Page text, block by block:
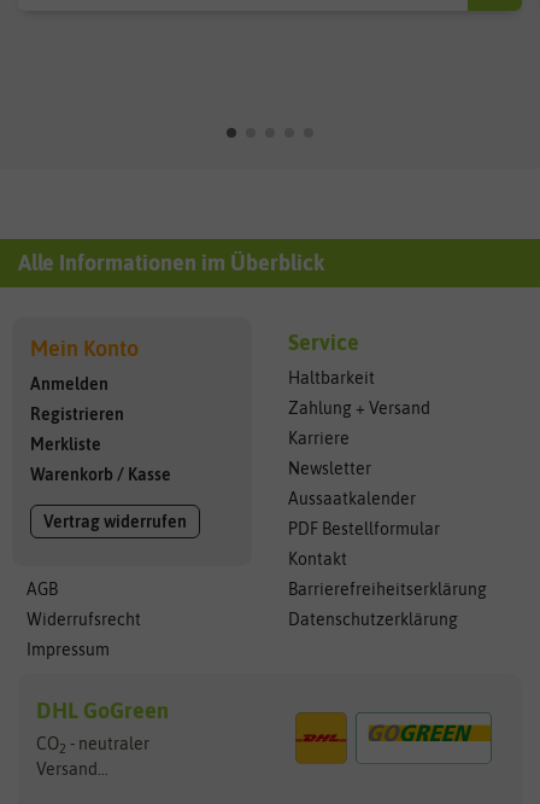
Alle Informationen im Überblick
Mein Konto
Anmelden
Registrieren
Merkliste
Warenkorb / Kasse
Vertrag widerrufen
AGB
Widerrufsrecht
Impressum
Service
Haltbarkeit
Zahlung + Versand
Karriere
Newsletter
Aussaatkalender
PDF Bestellformular
Kontakt
Barrierefreiheitserklärung
Datenschutzerklärung
DHL GoGreen
CO2 - neutraler
Versand...